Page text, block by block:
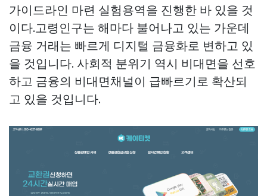
가이드라인 마련 실험용역을 진행한 바 있을 것
이다.고령인구는 해마다 불어나고 있는 가운데
금융 거래는 빠르게 디지털 금융화로 변하고 있
을 것입니다. 사회적 분위기 역시 비대면을 선호
하고 금융의 비대면채널이 급빠르기로 확산되
고 있을 것입니다.